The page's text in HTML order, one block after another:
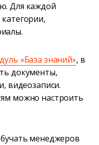
Для каждой
«База знаний», в
документы,
видеозаписи.
можно настроить
менеджеров